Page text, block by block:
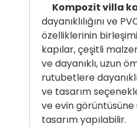
Kompozit villa
dayanıklılığını ve
özelliklerinin
kapılar, çeşitli
ve dayanıklı, uzun
rutubetlere
ve tasarım
ve evin
tasarım yapılabilir.